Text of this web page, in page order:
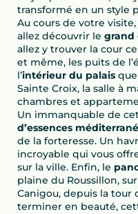
transformé en un style
Au cours de votre
allez découvrir le grand
allez y trouver la cour
et même, les puits de
l’intérieur du palais
Sainte Croix, la salle à
chambres et
Un immanquable de
d’essences
de la forteresse. Un
incroyable qui vous
sur la ville. Enfin, le
plaine du Roussillon,
Canigou, depuis la tour
terminer en beauté,